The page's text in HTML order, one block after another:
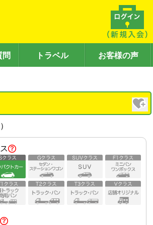
問 トラベル お客様の声